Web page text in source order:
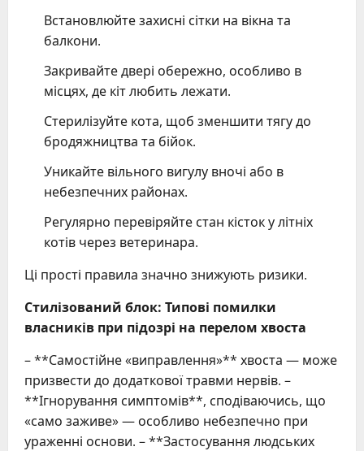
Встановлюйте захисні сітки на вікна та
балкони.
Закривайте двері обережно, особливо в
місцях, де кіт любить лежати.
Стерилізуйте кота, щоб зменшити тягу до
бродяжництва та бійок.
Уникайте вільного вигулу вночі або в
небезпечних районах.
Регулярно перевіряйте стан кісток у літніх
котів через ветеринара.
Ці прості правила значно знижують ризики.
Стилізований блок: Типові помилки
власників при підозрі на перелом хвоста
– **Самостійне «виправлення»** хвоста — може
призвести до додаткової травми нервів. –
**Ігнорування симптомів**, сподіваючись, що
«само заживе» — особливо небезпечно при
ураженні основи. – **Застосування людських